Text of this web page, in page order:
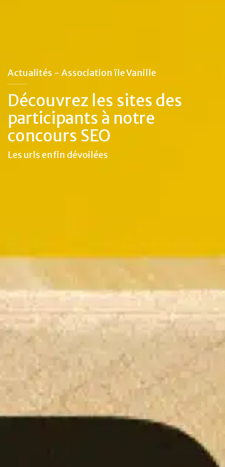
Actualités - Association île Vanille
Découvrez les sites des
participants à notre
concours SEO
Les urls enfin dévoilées